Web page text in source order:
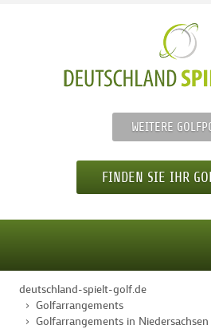
WEITERE
FINDEN SIE IHR
STARTSEITE
deutschland-spielt-golf.de
Golfarrangements
Golfarrangements in Niedersachsen